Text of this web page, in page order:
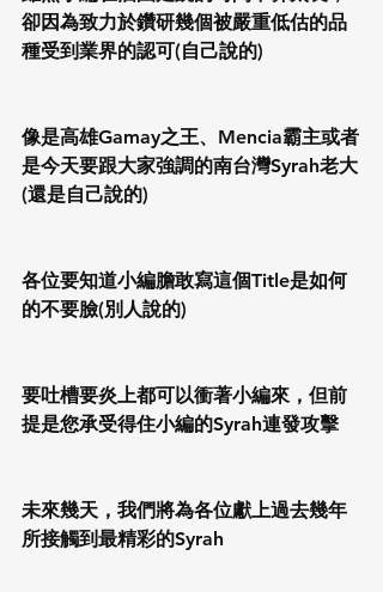
卻因為致力於鑽研幾個被嚴重低估的品
種受到業界的認可(自己說的)
像是高雄Gamay之王、Mencia霸主或者
是今天要跟大家強調的南台灣Syrah老大
(還是自己說的)
各位要知道小編膽敢寫這個Title是如何
的不要臉(別人說的)
要吐槽要炎上都可以衝著小編來，但前
提是您承受得住小編的Syrah連發攻擊
未來幾天，我們將為各位獻上過去幾年
所接觸到最精彩的Syrah